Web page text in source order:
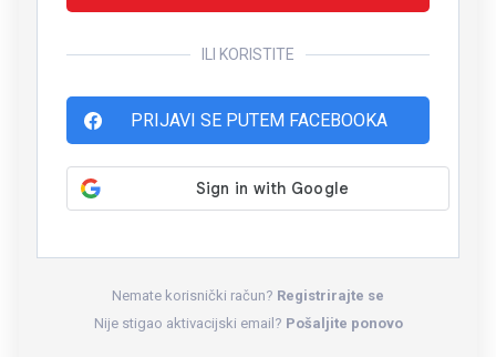
ILI KORISTITE
PRIJAVI SE PUTEM FACEBOOKA
Nemate korisnički račun? Registrirajte se
Nije stigao aktivacijski email? Pošaljite ponovo